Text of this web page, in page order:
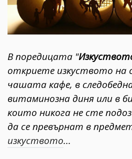
Здраве 389
Gentlemen
382
Wellness
1816
ПОСЛЕДВАЙТЕ
НИ
В поредицата "
откриете изкуството на
чашата кафе, в
витаминозна диня или в
които никога не сте
да се превърнат в
изкуството...